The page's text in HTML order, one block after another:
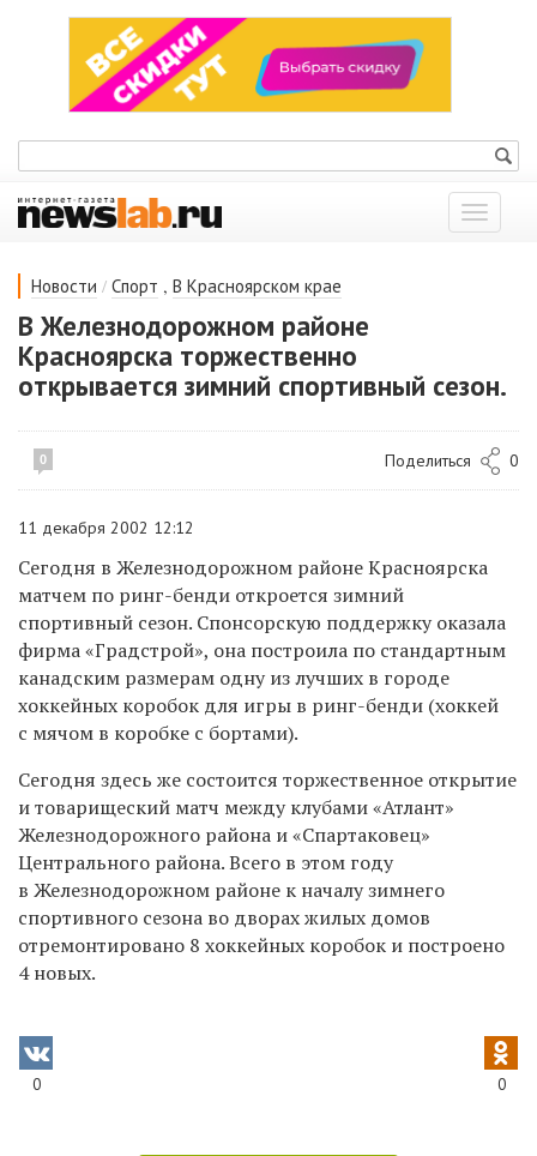
Показать
меню
Новости / Спорт , В Красноярском крае
В Железнодорожном районе
Красноярска торжественно
открывается зимний спортивный сезон.
0 Поделиться 0
11 декабря 2002 12:12
Сегодня в Железнодорожном районе Красноярска
матчем по ринг-бенди откроется зимний
спортивный сезон. Спонсорскую поддержку оказала
фирма «Градстрой», она построила по стандартным
канадским размерам одну из лучших в городе
хоккейных коробок для игры в ринг-бенди (хоккей
с мячом в коробке с бортами).
Сегодня здесь же состоится торжественное открытие
и товарищеский матч между клубами «Атлант»
Железнодорожного района и «Спартаковец»
Центрального района. Всего в этом году
в Железнодорожном районе к началу зимнего
спортивного сезона во дворах жилых домов
отремонтировано 8 хоккейных коробок и построено
4 новых.
0 0